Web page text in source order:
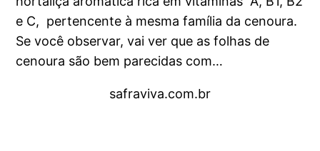
e C, pertencente à mesma família da cenoura.
Se você observar, vai ver que as folhas de
cenoura são bem parecidas com…
safraviva.com.br